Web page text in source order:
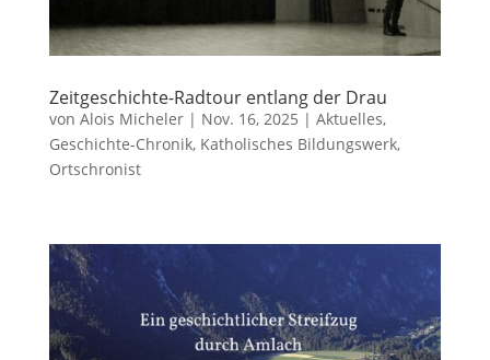
Zeitgeschichte-Radtour entlang der Drau
von Alois Micheler| Nov. 16, 2025 | Aktuelles,
Geschichte-Chronik, Katholisches Bildungswerk,
Ortschronist